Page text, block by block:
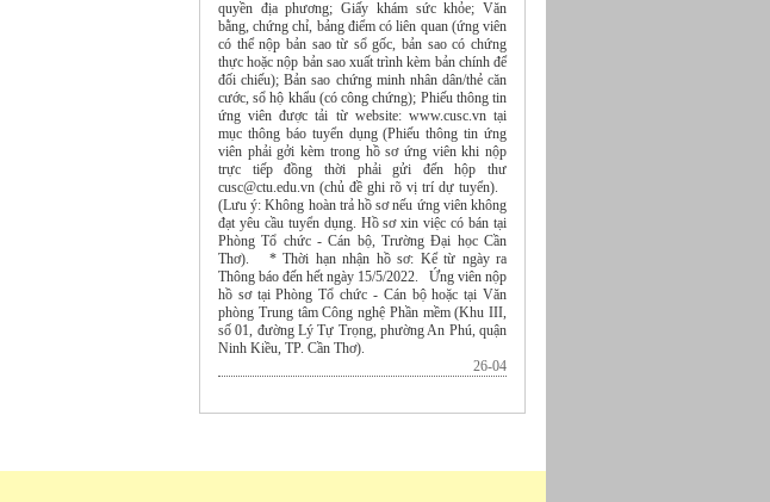
quyền địa phương; Giấy khám sức khỏe; Văn
bằng, chứng chỉ, bảng điểm có liên quan (ứng viên
có thể nộp bản sao từ sổ gốc, bản sao có chứng
thực hoặc nộp bản sao xuất trình kèm bản chính để
đối chiếu); Bản sao chứng minh nhân dân/thẻ căn
cước, sổ hộ khẩu (có công chứng); Phiếu thông tin
ứng viên được tải từ website: www.cusc.vn tại
mục thông báo tuyển dụng (Phiếu thông tin ứng
viên phải gởi kèm trong hồ sơ ứng viên khi nộp
trực tiếp đồng thời phải gửi đến hộp thư
cusc@ctu.edu.vn (chủ đề ghi rõ vị trí dự tuyển).
(Lưu ý: Không hoàn trả hồ sơ nếu ứng viên không
đạt yêu cầu tuyển dụng. Hồ sơ xin việc có bán tại
Phòng Tổ chức - Cán bộ, Trường Đại học Cần
Thơ). * Thời hạn nhận hồ sơ: Kể từ ngày ra
Thông báo đến hết ngày 15/5/2022. Ứng viên nộp
hồ sơ tại Phòng Tổ chức - Cán bộ hoặc tại Văn
phòng Trung tâm Công nghệ Phần mềm (Khu III,
số 01, đường Lý Tự Trọng, phường An Phú, quận
Ninh Kiều, TP. Cần Thơ).
26-04